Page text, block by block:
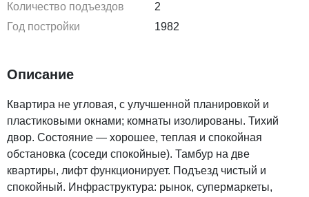
Количество подъездов
2
Год постройки
1982
Описание
Квартира не угловая, с улучшенной планировкой и
пластиковыми окнами; комнаты изолированы. Тихий
двор. Состояние — хорошее, теплая и спокойная
обстановка (соседи спокойные). Тамбур на две
квартиры, лифт функционирует. Подъезд чистый и
спокойный. Инфраструктура: рынок, супермаркеты,